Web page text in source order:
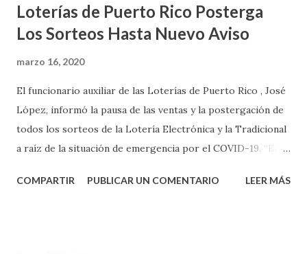
Loterías de Puerto Rico Posterga
Los Sorteos Hasta Nuevo Aviso
marzo 16, 2020
El funcionario auxiliar de las Loterías de Puerto Rico , José
López, informó la pausa de las ventas y la postergación de
todos los sorteos de la Lotería Electrónica y la Tradicional
a raíz de la situación de emergencia por el COVID-19. “En
proteger la salud de nuestros empleados, vendedores y
COMPARTIR PUBLICAR UN COMENTARIO LEER MÁS